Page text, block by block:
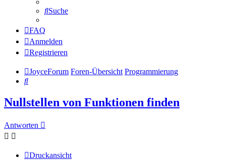
Suche
FAQ
Anmelden
Registrieren
JoyceForum Foren-Übersicht Programmierung
Suche
Nullstellen von Funktionen finden
Antworten
Druckansicht